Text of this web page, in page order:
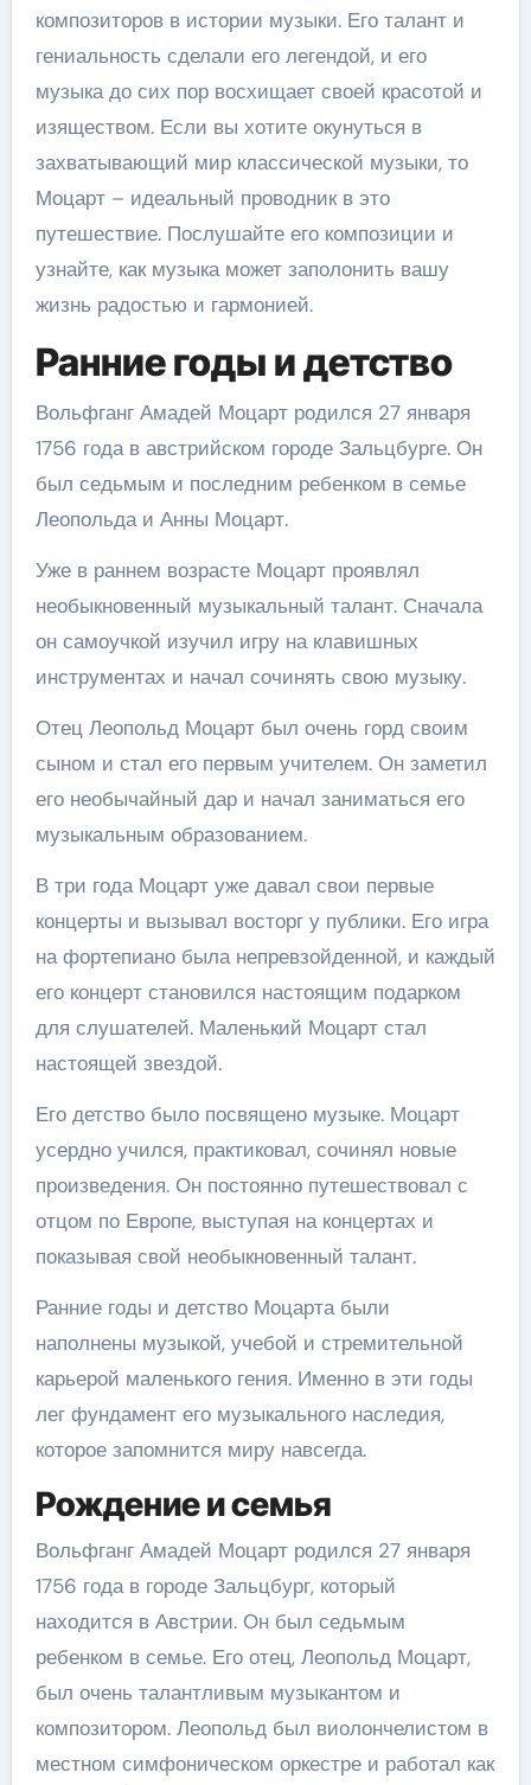
композиторов в истории музыки. Его талант и
гениальность сделали его легендой, и его
музыка до сих пор восхищает своей красотой и
изяществом. Если вы хотите окунуться в
захватывающий мир классической музыки, то
Моцарт – идеальный проводник в это
путешествие. Послушайте его композиции и
узнайте, как музыка может заполонить вашу
жизнь радостью и гармонией.
Ранние годы и детство
Вольфганг Амадей Моцарт родился 27 января
1756 года в австрийском городе Зальцбурге. Он
был седьмым и последним ребенком в семье
Леопольда и Анны Моцарт.
Уже в раннем возрасте Моцарт проявлял
необыкновенный музыкальный талант. Сначала
он самоучкой изучил игру на клавишных
инструментах и начал сочинять свою музыку.
Отец Леопольд Моцарт был очень горд своим
сыном и стал его первым учителем. Он заметил
его необычайный дар и начал заниматься его
музыкальным образованием.
В три года Моцарт уже давал свои первые
концерты и вызывал восторг у публики. Его игра
на фортепиано была непревзойденной, и каждый
его концерт становился настоящим подарком
для слушателей. Маленький Моцарт стал
настоящей звездой.
Его детство было посвящено музыке. Моцарт
усердно учился, практиковал, сочинял новые
произведения. Он постоянно путешествовал с
отцом по Европе, выступая на концертах и
показывая свой необыкновенный талант.
Ранние годы и детство Моцарта были
наполнены музыкой, учебой и стремительной
карьерой маленького гения. Именно в эти годы
лег фундамент его музыкального наследия,
которое запомнится миру навсегда.
Рождение и семья
Вольфганг Амадей Моцарт родился 27 января
1756 года в городе Зальцбург, который
находится в Австрии. Он был седьмым
ребенком в семье. Его отец, Леопольд Моцарт,
был очень талантливым музыкантом и
композитором. Леопольд был виолончелистом в
местном симфоническом оркестре и работал как